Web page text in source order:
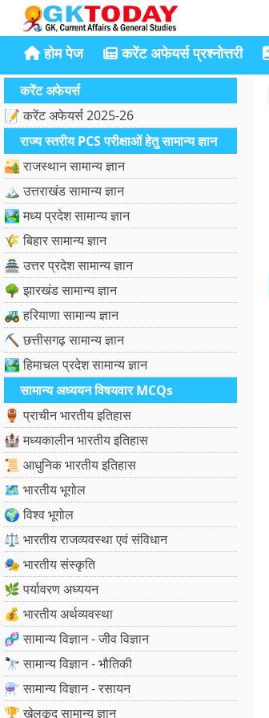
होम पेज करेंट अफेयर्स प्रश्नोत्तरी
करेंट अफेयर्स
📝 करेंट अफेयर्स 2025-26
राज्य स्तरीय PCS परीक्षाओं हेतु सामान्य ज्ञान
🏜️ राजस्थान सामान्य ज्ञान
🏔️ उत्तराखंड सामान्य ज्ञान
🏞️ मध्य प्रदेश सामान्य ज्ञान
🌾 बिहार सामान्य ज्ञान
🏯 उत्तर प्रदेश सामान्य ज्ञान
🌳 झारखंड सामान्य ज्ञान
🚜 हरियाणा सामान्य ज्ञान
⛏️ छत्तीसगढ़ सामान्य ज्ञान
🏞️ हिमाचल प्रदेश सामान्य ज्ञान
सामान्य अध्ययन विषयवार MCQs
🏺 प्राचीन भारतीय इतिहास
🏰 मध्यकालीन भारतीय इतिहास
📜 आधुनिक भारतीय इतिहास
🗺️ भारतीय भूगोल
🌍 विश्व भूगोल
⚖️ भारतीय राजव्यवस्था एवं संविधान
🎭 भारतीय संस्कृति
🌿 पर्यावरण अध्ययन
💰 भारतीय अर्थव्यवस्था
🧬 सामान्य विज्ञान - जीव विज्ञान
🔭 सामान्य विज्ञान - भौतिकी
⚗️ सामान्य विज्ञान - रसायन
🏆 खेलकूद सामान्य ज्ञान